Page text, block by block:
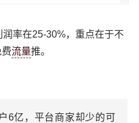
率在25-30%，重点在于不
费流量推。
6亿，平台商家却少的可